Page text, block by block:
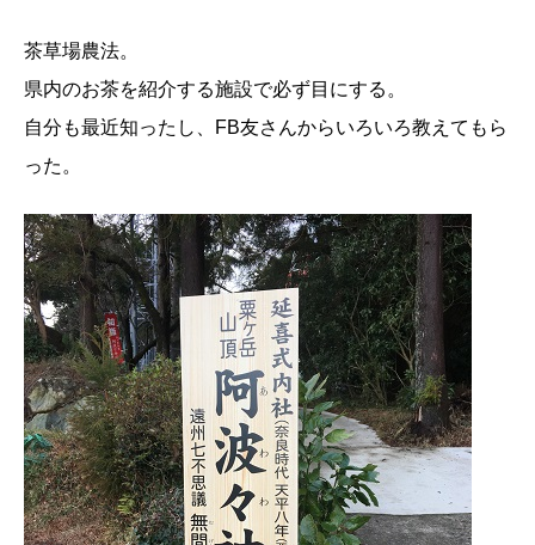
茶草場農法。
県内のお茶を紹介する施設で必ず目にする。
自分も最近知ったし、FB友さんからいろいろ教えてもら
った。